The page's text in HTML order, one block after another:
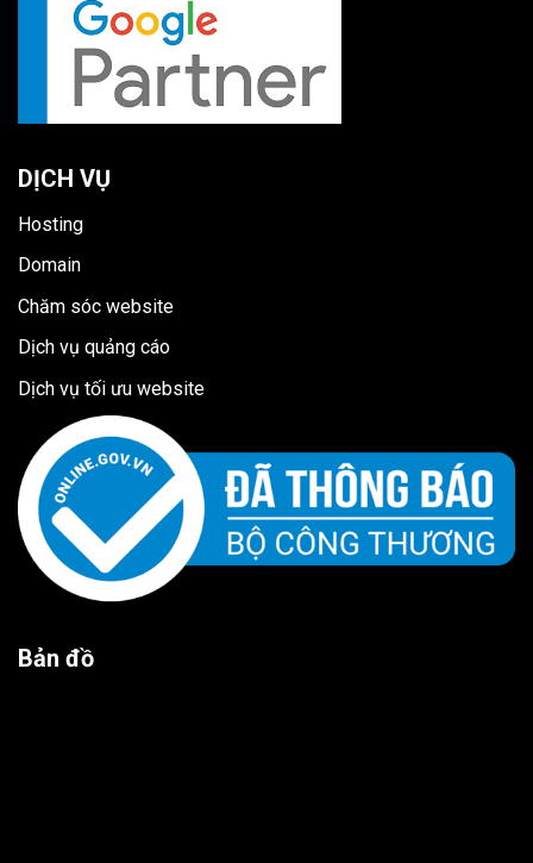
DỊCH VỤ
Hosting
Domain
Chăm sóc website
Dịch vụ quảng cáo
Dịch vụ tối ưu website
Bản đồ